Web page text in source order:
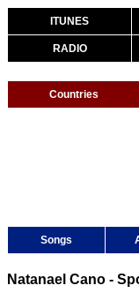
ITUNES
RADIO
Countries
Songs
Natanael Cano -